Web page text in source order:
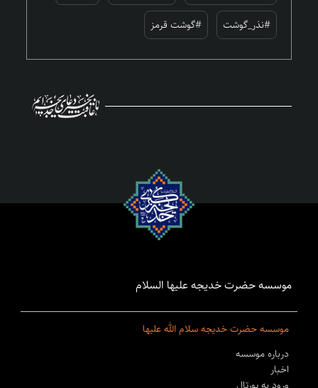
#نذر_گوشت #گوشت قرمز
موسسه حضرت خدیجه علیها السلام
موسسه حضرت خدیجه سلام الله علیها
درباره موسسه
اخبار